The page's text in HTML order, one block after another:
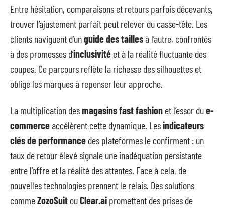
Entre hésitation, comparaisons et retours parfois décevants,
trouver l’ajustement parfait peut relever du casse-tête. Les
clients naviguent d’unguide des taillesà l’autre, confrontés
à des promesses d’inclusivité et à la réalité fluctuante des
coupes. Ce parcours reflète la richesse des silhouettes et
oblige les marques à repenser leur approche.
La multiplication desmagasins fast fashion et l’essor due-
commerceaccélèrent cette dynamique. Lesindicateurs
clés de performance des plateformes le confirment : un
taux de retour élevé signale une inadéquation persistante
entre l’offre et la réalité des attentes. Face à cela, de
nouvelles technologies prennent le relais. Des solutions
commeZozoSuit ouClear.ai promettent des prises de